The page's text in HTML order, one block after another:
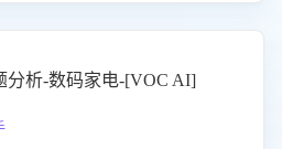
分析-数码家电-[VOC AI]